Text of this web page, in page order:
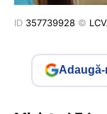
ID 357739928 ©